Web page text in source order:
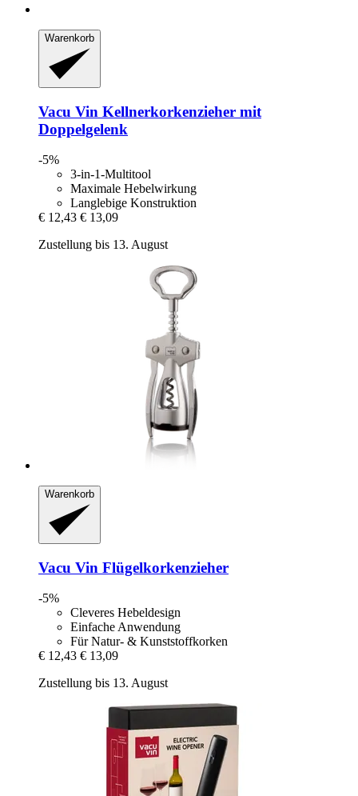
Warenkorb
Vacu Vin Kellnerkorkenzieher mit
Doppelgelenk
-5%
3-in-1-Multitool
Maximale Hebelwirkung
Langlebige Konstruktion
€ 12,43 € 13,09
Zustellung bis 13. August
Warenkorb
Vacu Vin Flügelkorkenzieher
-5%
Cleveres Hebeldesign
Einfache Anwendung
Für Natur- & Kunststoffkorken
€ 12,43 € 13,09
Zustellung bis 13. August